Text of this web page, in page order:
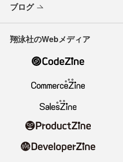
ブログ
翔泳社のWebメディア